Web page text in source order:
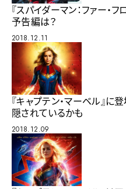
『スパイダーマン：ファー・
予告編は？
2018.12.11
『キャプテン・マーベル』に
隠されているかも
2018.12.09